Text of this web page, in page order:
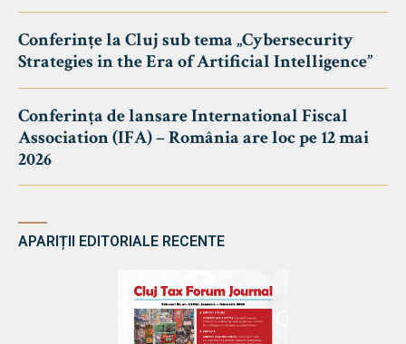
Conferințe la Cluj sub tema „Cybersecurity
Strategies in the Era of Artificial Intelligence”
Conferința de lansare International Fiscal
Association (IFA) – România are loc pe 12 mai
2026
APARIȚII EDITORIALE RECENTE